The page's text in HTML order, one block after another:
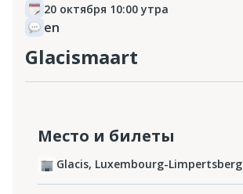
20 октября 10:00 утра
en
Glacismaart
Место и билеты
Glacis, Luxembourg-Limpertsberg